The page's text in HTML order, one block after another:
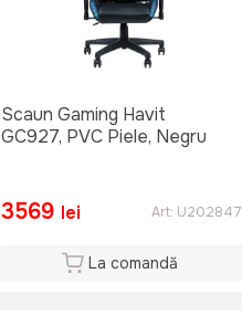
Scaun Gaming Havit
GC927, PVC Piele, Negru
3569 lei Art: U202847
La comandă